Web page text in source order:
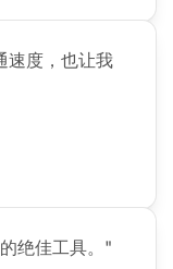
速度，也让我
绝佳工具。"